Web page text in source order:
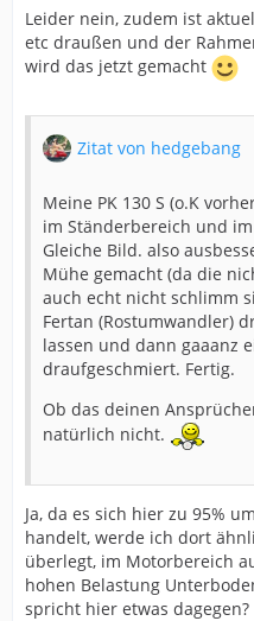
Leider nein, zudem ist
etc draußen und der
wird das jetzt gemacht
Zitat von hedgebang
Meine PK 130 S (o.K
im Ständerbereich und
Gleiche Bild. also
Mühe gemacht (da die
auch echt nicht schlimm
Fertan (Rostumwandler)
lassen und dann gaaanz
draufgeschmiert. Fertig.
Ob das deinen
natürlich nicht.
Ja, da es sich hier zu 95%
handelt, werde ich dort
überlegt, im Motorbereich
hohen Belastung
spricht hier etwas dagegen?